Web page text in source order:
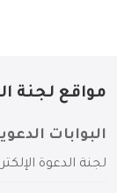
مواقع لجنة
البوابات
لجنة الدعوة